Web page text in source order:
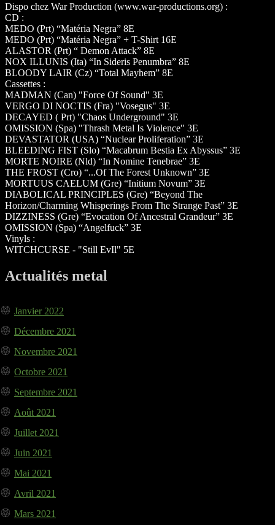
Dispo chez War Production (www.war-productions.org) :
CD :
MEDO (Prt) “Matéria Negra” 8E
MEDO (Prt) “Matéria Negra” + T-Shirt 16E
ALASTOR (Prt) “ Demon Attack” 8E
NOX ILLUNIS (Ita) “In Sideris Penumbra” 8E
BLOODY LAIR (Cz) “Total Mayhem” 8E
Cassettes :
MADMAN (Can) "Force Of Sound" 3E
VERGO DI NOCTIS (Fra) "Vosegus" 3E
DECAYED ( Prt) "Chaos Underground" 3E
OMISSION (Spa) "Thrash Metal Is Violence" 3E
DEVASTATOR (USA) “Nuclear Proliferation” 3E
BLEEDING FIST (Slo) “Macabrum Bestia Ex Abyssus” 3E
MORTE NOIRE (Nld) “In Nomine Tenebrae” 3E
THE FROST (Cro) “...Of The Forest Unknown” 3E
MORTUUS CAELUM (Gre) “Initium Novum” 3E
DIABOLICAL PRINCIPLES (Gre) “Beyond The
Horizon/Charming Whisperings From The Strange Past” 3E
DIZZINESS (Gre) “Evocation Of Ancestral Grandeur” 3E
OMISSION (Spa) “Angelfuck” 3E
Vinyls :
WITCHCURSE - "Still EvIl" 5E
Actualités metal
Janvier 2022
Décembre 2021
Novembre 2021
Octobre 2021
Septembre 2021
Août 2021
Juillet 2021
Juin 2021
Mai 2021
Avril 2021
Mars 2021